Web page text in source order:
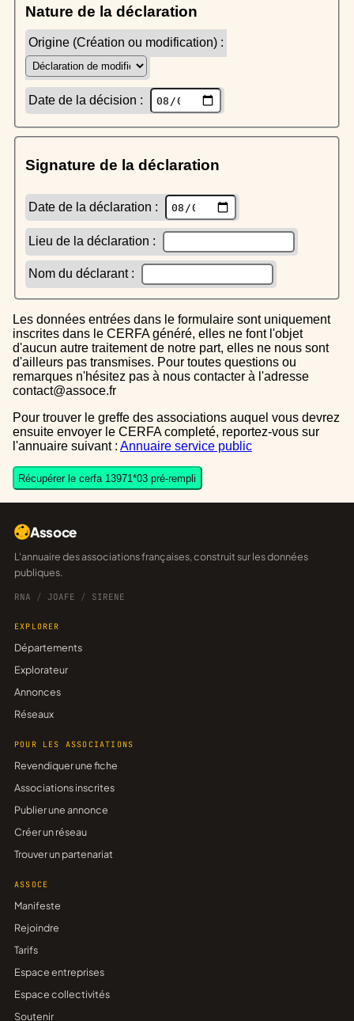
Nature de la déclaration
Origine (Création ou modification) :
Date de la décision :
Signature de la déclaration
Date de la déclaration :
Lieu de la déclaration :
Nom du déclarant :
Les données entrées dans le formulaire sont uniquement
inscrites dans le CERFA généré, elles ne font l'objet
d'aucun autre traitement de notre part, elles ne nous sont
d'ailleurs pas transmises. Pour toutes questions ou
remarques n'hésitez pas à nous contacter à l'adresse
contact@assoce.fr
Pour trouver le greffe des associations auquel vous devrez
ensuite envoyer le CERFA completé, reportez-vous sur
l'annuaire suivant : Annuaire service public
Récupérer le cerfa 13971*03 pré-rempli
Assoce
L'annuaire des associations françaises, construit sur les données
publiques.
RNA / JOAFE / SIRENE
EXPLORER
Départements
Explorateur
Annonces
Réseaux
POUR LES ASSOCIATIONS
Revendiquer une fiche
Associations inscrites
Publier une annonce
Créer un réseau
Trouver un partenariat
ASSOCE
Manifeste
Rejoindre
Tarifs
Espace entreprises
Espace collectivités
Soutenir